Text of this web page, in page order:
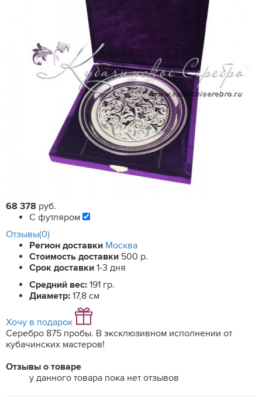
68 378 руб.
С футляром
Отзывы(0)
Регион доставки Москва
Стоимость доставки 500 р.
Срок доставки 1-3 дня
Средний вес: 191 гр.
Диаметр: 17,8 см
Хочу в подарок
Серебро 875 пробы. В эксклюзивном исполнении от
кубачинских мастеров!
Отзывы о товаре
у данного товара пока нет отзывов